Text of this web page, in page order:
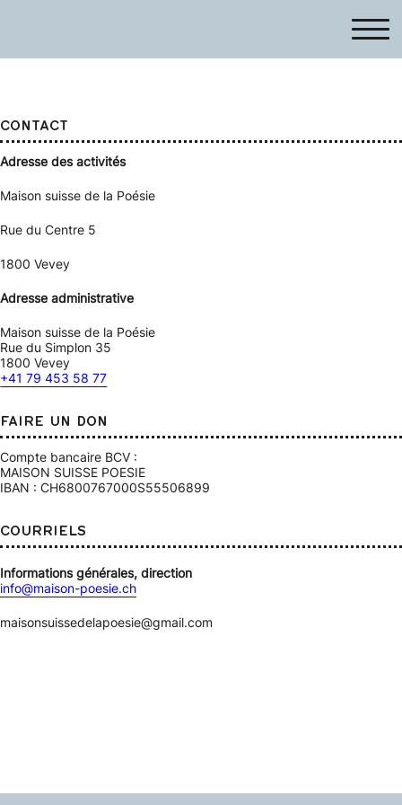
CONTACT
Adresse des activités
Maison suisse de la Poésie
Rue du Centre 5
1800 Vevey
Adresse administrative
Maison suisse de la Poésie
Rue du Simplon 35
1800 Vevey
+41 79 453 58 77
FAIRE UN DON
Compte bancaire BCV :
MAISON SUISSE POESIE
IBAN : CH6800767000S55506899
COURRIELS
Informations générales, direction
info@maison-poesie.ch
maisonsuissedelapoesie@gmail.com